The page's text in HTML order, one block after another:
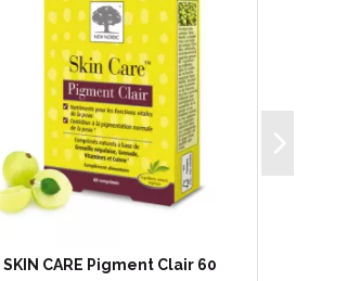
SKIN CARE Pigment Clair 60